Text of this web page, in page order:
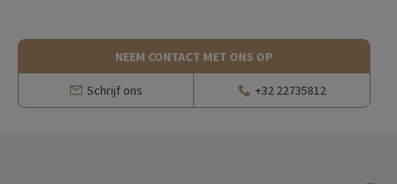
NEEM CONTACT MET ONS OP
Schrijf ons +32 22735812